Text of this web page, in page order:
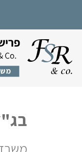
בג"ץ 5856/11 פורום המנכ"לים ברשויות